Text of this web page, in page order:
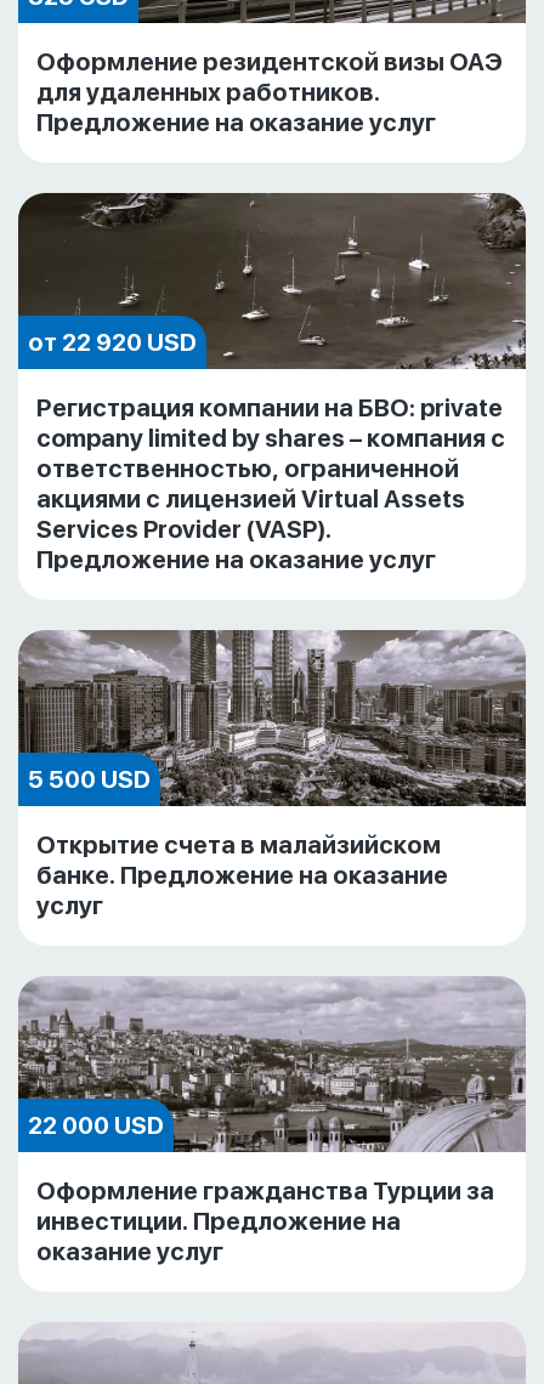
Оформление резидентской визы ОАЭ
для удаленных работников.
Предложение на оказание услуг
от 22 920 USD
Регистрация компании на БВО: private
company limited by shares – компания с
ответственностью, ограниченной
акциями с лицензией Virtual Assets
Services Provider (VASP).
Предложение на оказание услуг
5 500 USD
Открытие счета в малайзийском
банке. Предложение на оказание
услуг
22 000 USD
Оформление гражданства Турции за
инвестиции. Предложение на
оказание услуг